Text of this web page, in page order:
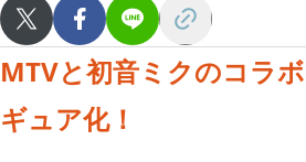
MTVと初音ミクのコラ
ギュア化！